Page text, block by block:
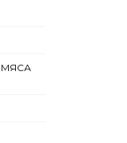
МЯСА